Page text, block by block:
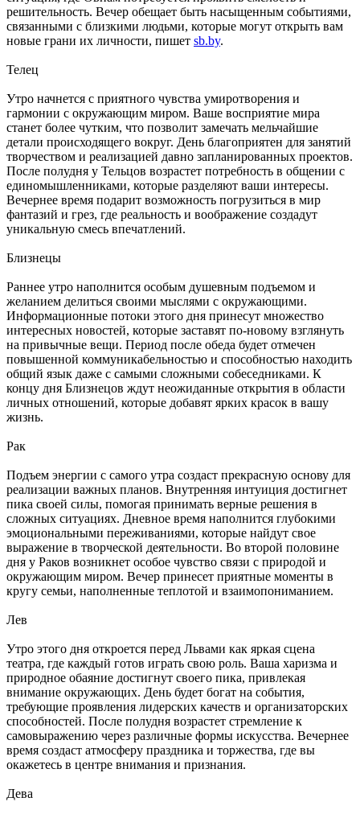
решительность. Вечер обещает быть насыщенным событиями,
связанными с близкими людьми, которые могут открыть вам
новые грани их личности, пишет sb.by.
Телец
Утро начнется с приятного чувства умиротворения и
гармонии с окружающим миром. Ваше восприятие мира
станет более чутким, что позволит замечать мельчайшие
детали происходящего вокруг. День благоприятен для занятий
творчеством и реализацией давно запланированных проектов.
После полудня у Тельцов возрастет потребность в общении с
единомышленниками, которые разделяют ваши интересы.
Вечернее время подарит возможность погрузиться в мир
фантазий и грез, где реальность и воображение создадут
уникальную смесь впечатлений.
Близнецы
Раннее утро наполнится особым душевным подъемом и
желанием делиться своими мыслями с окружающими.
Информационные потоки этого дня принесут множество
интересных новостей, которые заставят по-новому взглянуть
на привычные вещи. Период после обеда будет отмечен
повышенной коммуникабельностью и способностью находить
общий язык даже с самыми сложными собеседниками. К
концу дня Близнецов ждут неожиданные открытия в области
личных отношений, которые добавят ярких красок в вашу
жизнь.
Рак
Подъем энергии с самого утра создаст прекрасную основу для
реализации важных планов. Внутренняя интуиция достигнет
пика своей силы, помогая принимать верные решения в
сложных ситуациях. Дневное время наполнится глубокими
эмоциональными переживаниями, которые найдут свое
выражение в творческой деятельности. Во второй половине
дня у Раков возникнет особое чувство связи с природой и
окружающим миром. Вечер принесет приятные моменты в
кругу семьи, наполненные теплотой и взаимопониманием.
Лев
Утро этого дня откроется перед Львами как яркая сцена
театра, где каждый готов играть свою роль. Ваша харизма и
природное обаяние достигнут своего пика, привлекая
внимание окружающих. День будет богат на события,
требующие проявления лидерских качеств и организаторских
способностей. После полудня возрастет стремление к
самовыражению через различные формы искусства. Вечернее
время создаст атмосферу праздника и торжества, где вы
окажетесь в центре внимания и признания.
Дева